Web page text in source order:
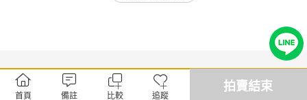
首頁 備註 比較 追蹤
拍賣結束